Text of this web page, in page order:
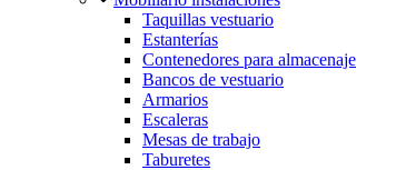
Taquillas vestuario
Estanterías
Contenedores para almacenaje
Bancos de vestuario
Armarios
Escaleras
Mesas de trabajo
Taburetes